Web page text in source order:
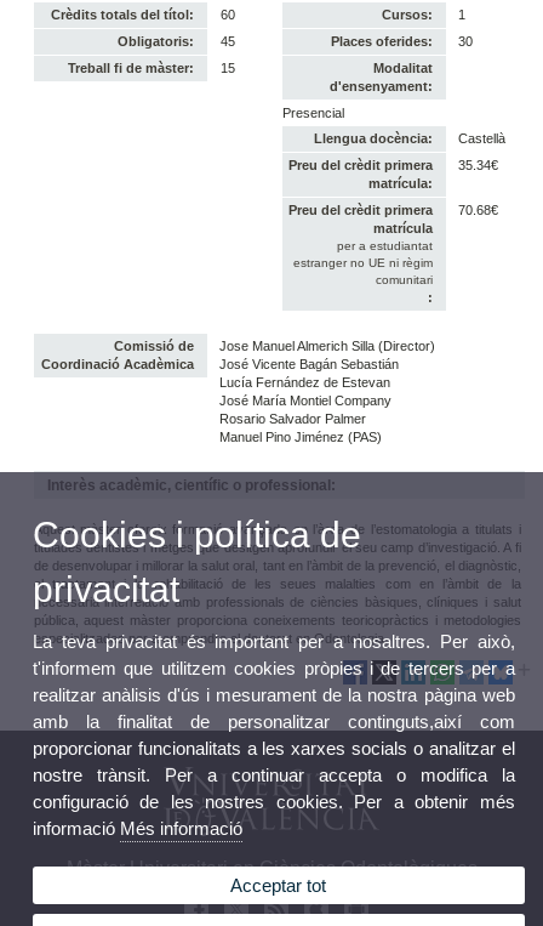
Crèdits totals del títol:
60
Obligatoris:
45
Treball fi de màster:
15
Cursos:
1
Places oferides:
30
Modalitat
d'ensenyament:
Presencial
Llengua docència:
Castellà
Preu del crèdit primera
matrícula:
35.34€
Preu del crèdit primera
matrícula
per a estudiantat
estranger no UE ni règim
comunitari
:
70.68€
Comissió de
Coordinació Acadèmica
Jose Manuel Almerich Silla (Director)
José Vicente Bagán Sebastián
Lucía Fernández de Estevan
José María Montiel Company
Rosario Salvador Palmer
Manuel Pino Jiménez (PAS)
Interès acadèmic, científic o professional:
Aquest màster ofereix formació avançada en l’àrea de l’estomatologia a titulats i
titulades dentistes i metges que desitgen aprofundir el seu camp d’investigació. A fi
de desenvolupar i millorar la salut oral, tant en l’àmbit de la prevenció, el diagnòstic,
el tractament i la rehabilitació de les seues malalties com en l’àmbit de la
necessària interrelació amb professionals de ciències bàsiques, clíniques i salut
pública, aquest màster proporciona coneixements teoricopràctics i metodologies
especialitzades per a emprendre el doctorat en Odontologia.
Màster Universitari en Ciències Odontològiques
Cookies i política de
privacitat
La teva privacitat és important per a nosaltres. Per això,
t'informem que utilitzem cookies pròpies i de tercers per a
realitzar anàlisis d'ús i mesurament de la nostra pàgina web
amb la finalitat de personalitzar continguts,així com
proporcionar funcionalitats a les xarxes socials o analitzar el
nostre trànsit. Per a continuar accepta o modifica la
configuració de les nostres cookies. Per a obtenir més
informació Més informació
Acceptar tot